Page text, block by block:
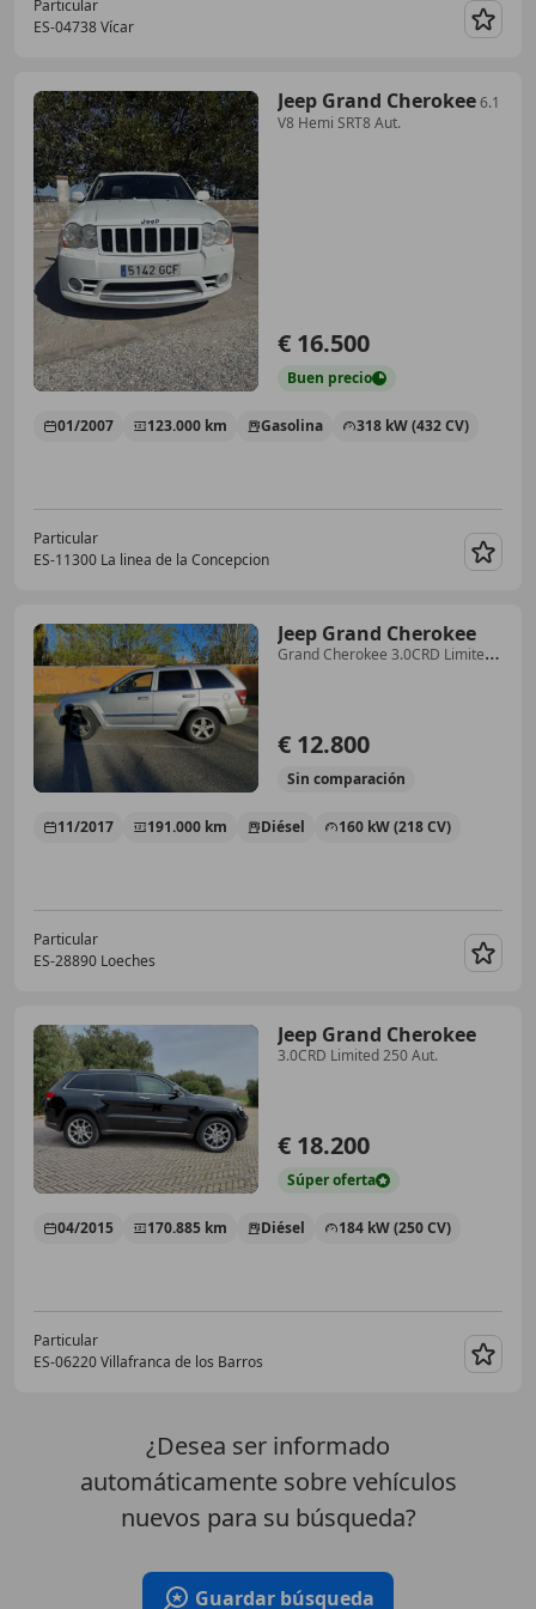
Particular
ES-04738 Vícar
Jeep Grand Cherokee6.1
V8 Hemi SRT8 Aut.
€ 16.500
Buen precio
01/2007 123.000 km Gasolina 318 kW (432 CV)
Particular
ES-11300 La linea de la Concepcion
Jeep Grand Cherokee
Grand Cherokee 3.0CRD Limited
€ 12.800
Sin comparación
11/2017 191.000 km Diésel 160 kW (218 CV)
Particular
ES-28890 Loeches
Jeep Grand Cherokee
3.0CRD Limited 250 Aut.
€ 18.200
Súperoferta
04/2015 170.885 km Diésel 184 kW (250 CV)
Particular
ES-06220 Villafranca de los Barros
¿Desea ser informado
automáticamente sobre vehículos
nuevos para su búsqueda?
Guardar búsqueda